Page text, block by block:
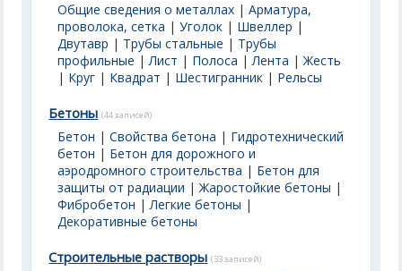
Общие сведения о металлах |Арматура,
проволока, сетка |Уголок | Швеллер |
Двутавр | Трубы стальные | Трубы
профильные |Лист | Полоса |Лента |Жесть
| Круг | Квадрат | Шестигранник | Рельсы
Бетоны (44 записей)
Бетон |Свойства бетона | Гидротехнический
бетон | Бетон для дорожного и
аэродромного строительства | Бетон для
защиты от радиации |Жаростойкие бетоны |
Фибробетон |Легкие бетоны |
Декоративные бетоны
Строительные растворы (33 записей)